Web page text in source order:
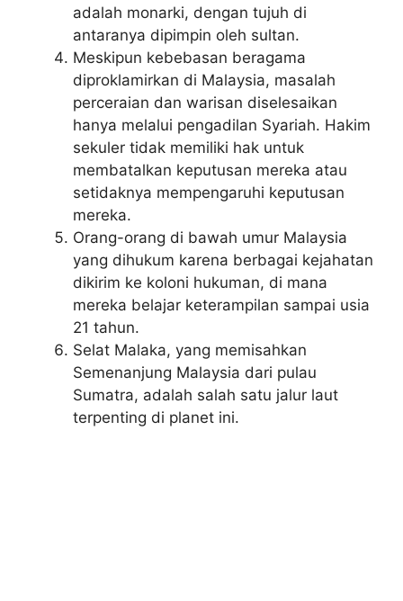
adalah monarki, dengan tujuh di
antaranya dipimpin oleh sultan.
Meskipun kebebasan beragama
diproklamirkan di Malaysia, masalah
perceraian dan warisan diselesaikan
hanya melalui pengadilan Syariah. Hakim
sekuler tidak memiliki hak untuk
membatalkan keputusan mereka atau
setidaknya mempengaruhi keputusan
mereka.
Orang-orang di bawah umur Malaysia
yang dihukum karena berbagai kejahatan
dikirim ke koloni hukuman, di mana
mereka belajar keterampilan sampai usia
21 tahun.
Selat Malaka, yang memisahkan
Semenanjung Malaysia dari pulau
Sumatra, adalah salah satu jalur laut
terpenting di planet ini.